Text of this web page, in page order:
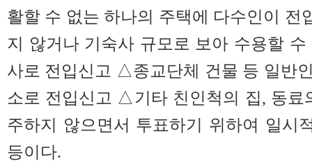
활할 수 없는 하나의 주택에 다수인이
지 않거나 기숙사 규모로 보아 수용할
사로 전입신고 △종교단체 건물 등 일반
소로 전입신고 △기타 친인척의 집, 동료
주하지 않으면서 투표하기 위하여 일시
등이다.